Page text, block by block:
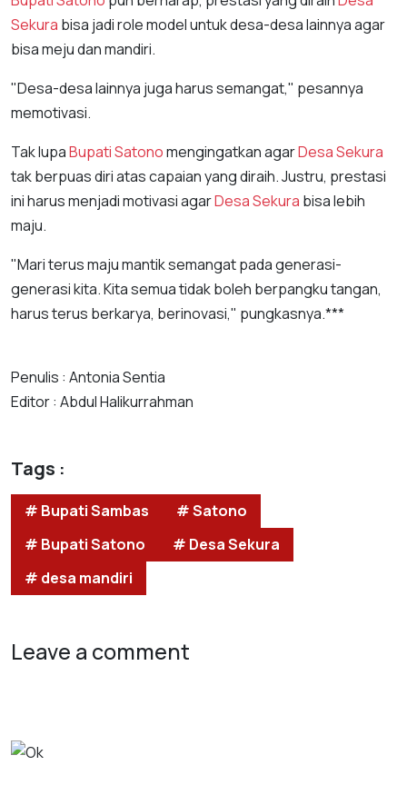
Sekura bisa jadi role model untuk desa-desa lainnya agar
bisa meju dan mandiri.
"Desa-desa lainnya juga harus semangat," pesannya
memotivasi.
Tak lupaBupatiSatonomengingatkan agarDesa Sekura
tak berpuas diri atas capaian yang diraih. Justru, prestasi
ini harus menjadi motivasi agarDesa Sekura bisa lebih
maju.
"Mari terus maju mantik semangat pada generasi-
generasi kita. Kita semua tidak boleh berpangku tangan,
harus terus berkarya, berinovasi," pungkasnya.***
Penulis : Antonia Sentia
Editor : Abdul Halikurrahman
Tags :
# Bupati Sambas
# Satono
# Bupati Satono
# Desa Sekura
# desa mandiri
Leave a comment